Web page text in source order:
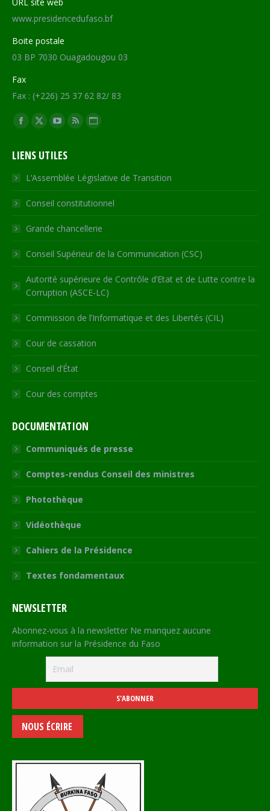
www.presidencedufaso.bf
Boite postale
03 BP 7030 Ouagadougou 03
Fax
Fax : (+226) 25 37 62 82/ 83
Trouvez nous sur :
Facebook
opens
in
new
window
X
opens
in
new
window
YouTube
opens
in
new
window
RSS
in
new
window
Site
opens
in
new
LIENS UTILES
L’Assemblée Législative de Transition
Conseil constitutionnel
Grande chancellerie
Conseil Supérieur de la Communication (CSC)
Autorité supérieure de Contrôle d’Etat et de Lutte contre la
Corruption (ASCE-LC)
Commission de l’Informatique et des Libertés (CIL)
Cour de cassation
Conseil d’État
Cour des comptes
DOCUMENTATION
Communiqués de presse
Comptes-rendus Conseil des ministres
Photothèque
Vidéothèque
Cahiers de la Présidence
Textes fondamentaux
NEWSLETTER
Abonnez-vous à la newsletter Ne manquez aucune
information sur la Présidence du Faso
NOUS ÉCRIRE